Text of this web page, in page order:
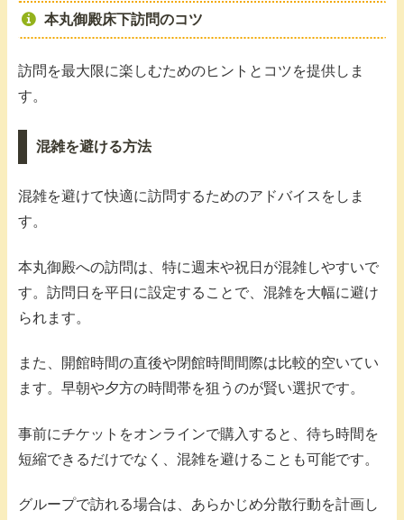
本丸御殿床下訪問のコツ
訪問を最大限に楽しむためのヒントとコツを提供しま
す。
混雑を避ける方法
混雑を避けて快適に訪問するためのアドバイスをしま
す。
本丸御殿への訪問は、特に週末や祝日が混雑しやすいで
す。訪問日を平日に設定することで、混雑を大幅に避け
られます。
また、開館時間の直後や閉館時間間際は比較的空いてい
ます。早朝や夕方の時間帯を狙うのが賢い選択です。
事前にチケットをオンラインで購入すると、待ち時間を
短縮できるだけでなく、混雑を避けることも可能です。
グループで訪れる場合は、あらかじめ分散行動を計画し